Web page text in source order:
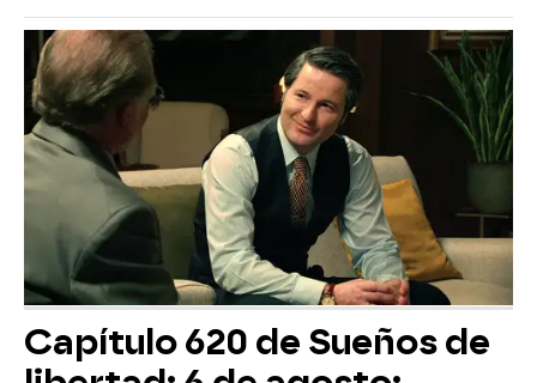
Capítulo 620 de Sueños de